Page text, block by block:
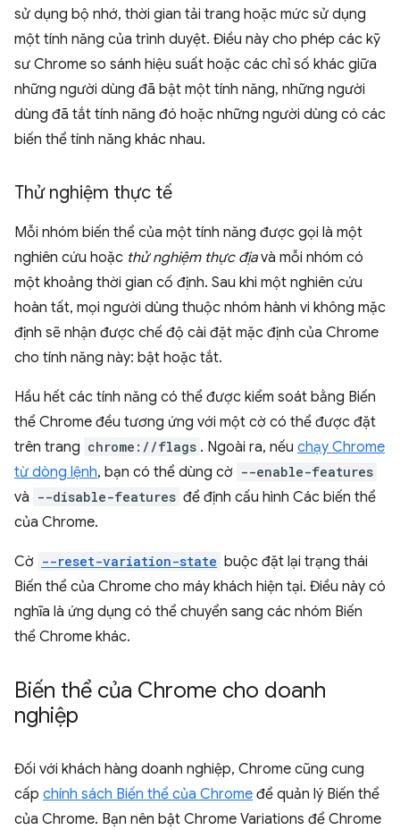
sử dụng bộ nhớ, thời gian tải trang hoặc mức sử dụng
một tính năng của trình duyệt. Điều này cho phép các kỹ
sư Chrome so sánh hiệu suất hoặc các chỉ số khác giữa
những người dùng đã bật một tính năng, những người
dùng đã tắt tính năng đó hoặc những người dùng có các
biến thể tính năng khác nhau.
Thử nghiệm thực tế
Mỗi nhóm biến thể của một tính năng được gọi là một
nghiên cứu hoặc thử nghiệm thực địavà mỗi nhóm có
một khoảng thời gian cố định. Sau khi một nghiên cứu
hoàn tất, mọi người dùng thuộc nhóm hành vi không mặc
định sẽ nhận được chế độ cài đặt mặc định của Chrome
cho tính năng này: bật hoặc tắt.
Hầu hết các tính năng có thể được kiểm soát bằng Biến
thể Chrome đều tương ứng với một cờ có thể được đặt
trên trang chrome://flags . Ngoài ra, nếu chạy Chrome
từ dòng lệnh, bạn có thể dùng cờ --enable-features
và --disable-features để định cấu hình Các biến thể
của Chrome.
Cờ --reset-variation-state buộc đặt lại trạng thái
Biến thể của Chrome cho máy khách hiện tại. Điều này có
nghĩa là ứng dụng có thể chuyển sang các nhóm Biến
thể Chrome khác.
Biến thể của Chrome cho doanh
nghiệp
Đối với khách hàng doanh nghiệp, Chrome cũng cung
cấp chính sách Biến thể của Chrome để quản lý Biến thể
của Chrome. Bạn nên bật Chrome Variations để Chrome